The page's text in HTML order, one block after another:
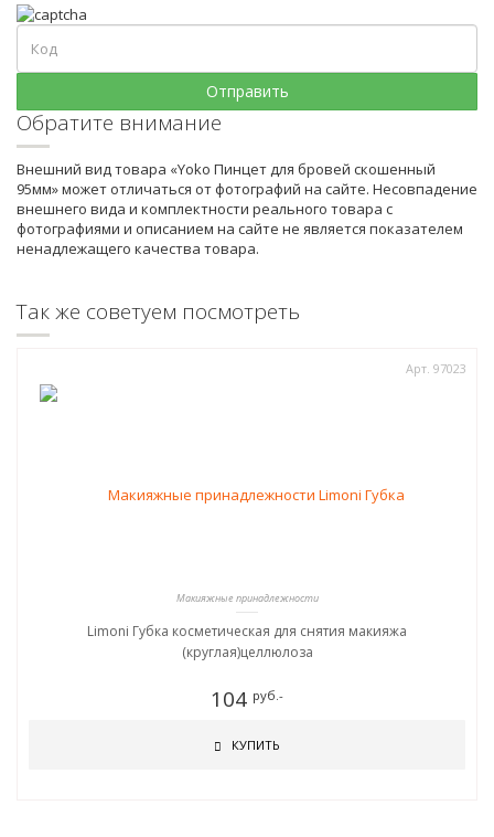
Обратите внимание
Внешний вид товара «Yoko Пинцет для бровей скошенный
95мм» может отличаться от фотографий на сайте. Несовпадение
внешнего вида и комплектности реального товара с
фотографиями и описанием на сайте не является показателем
ненадлежащего качества товара.
Так же советуем посмотреть
Арт. 97023
Макияжные принадлежности
Limoni Губка косметическая для снятия макияжа
(круглая)целлюлоза
104 руб.-
КУПИТЬ